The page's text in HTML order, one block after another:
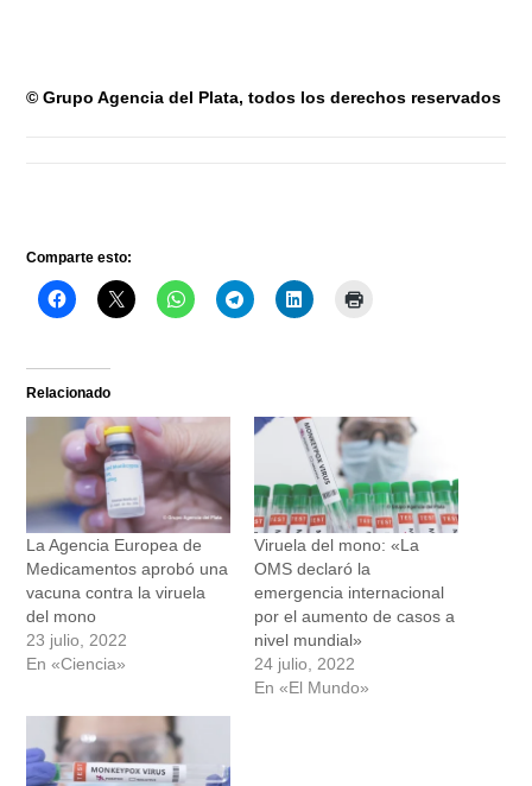
© Grupo Agencia del Plata, todos los derechos reservados
Comparte esto:
Relacionado
La Agencia Europea de
Medicamentos aprobó una
vacuna contra la viruela
del mono
23 julio, 2022
En «Ciencia»
Viruela del mono: «La
OMS declaró la
emergencia internacional
por el aumento de casos a
nivel mundial»
24 julio, 2022
En «El Mundo»